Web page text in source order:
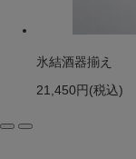
氷結酒器揃え
21,450円 (税込)